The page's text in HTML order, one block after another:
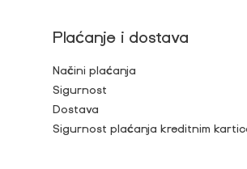
Plaćanje i dostava
Načini plaćanja
Sigurnost
Dostava
Sigurnost plaćanja kreditnim